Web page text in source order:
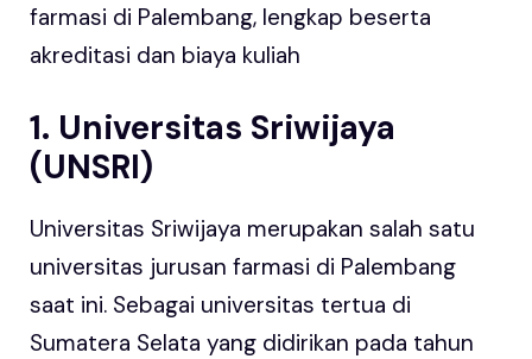
farmasi di Palembang, lengkap beserta
akreditasi dan biaya kuliah
1. Universitas Sriwijaya
(UNSRI)
Universitas Sriwijaya merupakan salah satu
universitas jurusan farmasi di Palembang
saat ini. Sebagai universitas tertua di
Sumatera Selata yang didirikan pada tahun